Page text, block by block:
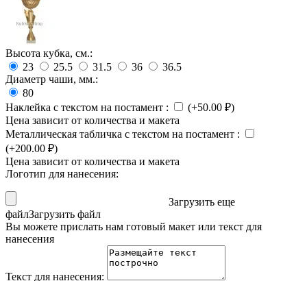
Высота кубка, см.:
23
25.5 31.5 36
36.5
Диаметр чаши, мм.:
80
Наклейка с текстом на постамент : (+50.00 ₽)
Цена зависит от количества и макета
Металлическая табличка с текстом на постамент :
(+200.00 ₽)
Цена зависит от количества и макета
Логотип для нанесения:
Загрузить еще
файлЗагрузить файл
Вы можете прислать нам готовый макет или текст для
нанесения
Текст для нанесения: